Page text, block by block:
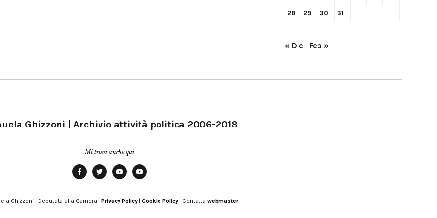
28 29 30 31
« Dic Feb »
Ghizzoni | Archivio attività politica 2006-2018
Mi trovi anche qui
Modena
Ghizzoni | Deputata alla Camera | Privacy Policy Cookie Policy | Contatta webmaster